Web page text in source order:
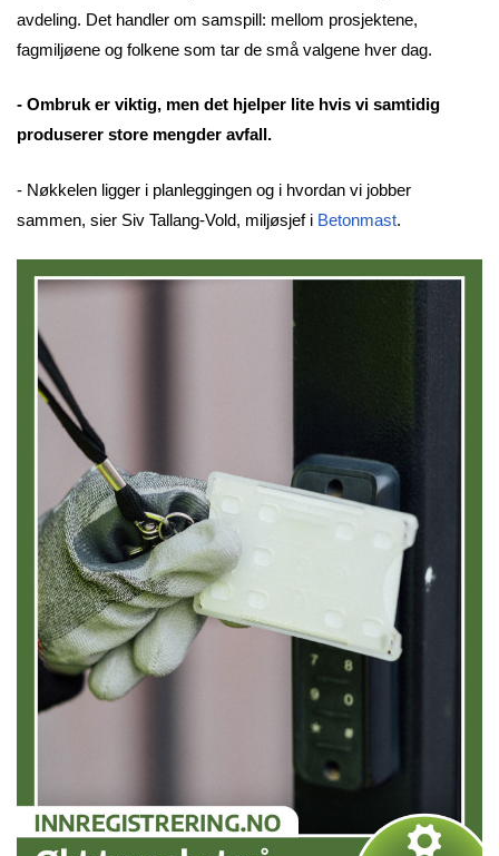
avdeling. Det handler om samspill: mellom prosjektene,
fagmiljøene og folkene som tar de små valgene hver dag.
- Ombruk er viktig, men det hjelper lite hvis vi samtidig
produserer store mengder avfall.
- Nøkkelen ligger i planleggingen og i hvordan vi jobber
sammen, sier Siv Tallang-Vold, miljøsjef i Betonmast.